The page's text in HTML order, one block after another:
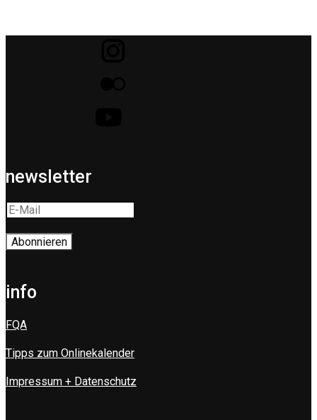
newsletter
info
FQA
Tipps zum Onlinekalender
Impressum + Datenschutz